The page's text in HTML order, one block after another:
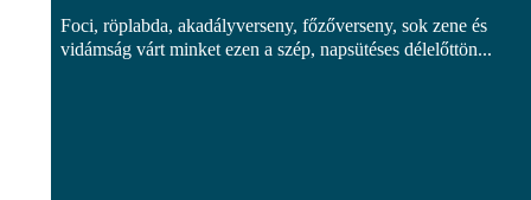
Foci, röplabda, akadályverseny, főzőverseny, sok zene és
vidámság várt minket ezen a szép, napsütéses délelőttön...